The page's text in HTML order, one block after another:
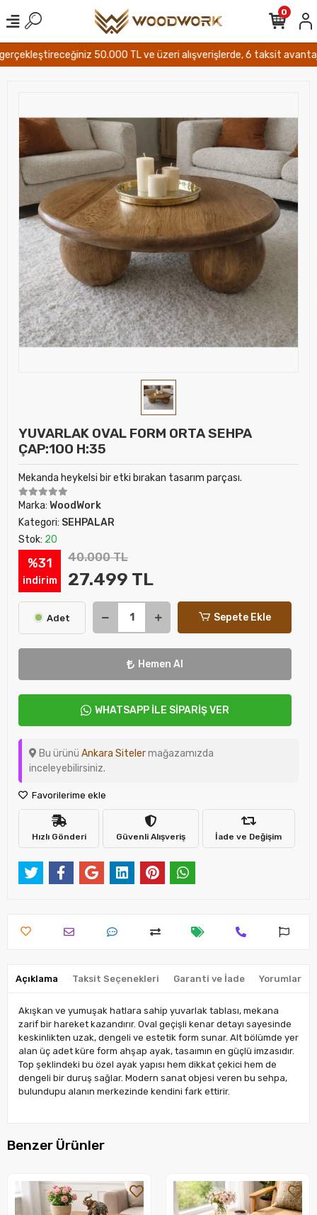
50.000 TL ve üzeri alışverişlerde, 6 taksit avantajı
0
YUVARLAK OVAL FORM ORTA SEHPA
ÇAP:100 H:35
Mekanda heykelsi bir etki bırakan tasarım parçası.
Marka: WoodWork
Kategori: SEHPALAR
Stok: 20
%31
indirim
40.000 TL
27.499 TL
Adet Sepete Ekle
Hemen Al
WHATSAPP İLE SİPARİŞ VER
Bu ürünü Ankara Sitelermağazamızda
inceleyebilirsiniz.
Favorilerime ekle
Hızlı Gönderi Güvenli Alışveriş İade ve Değişim
Açıklama Taksit Seçenekleri Garanti ve İade Yorumlar
Akışkan ve yumuşak hatlara sahip yuvarlak tablası, mekana
zarif bir hareket kazandırır. Oval geçişli kenar detayı sayesinde
keskinlikten uzak, dengeli ve estetik form sunar. Alt bölümde yer
alan üç adet küre form ahşap ayak, tasaımın en güçlü imzasıdır.
Top şeklindeki bu özel ayak yapısı hem dikkat çekici hem de
dengeli bir duruş sağlar. Modern sanat objesi veren bu sehpa,
bulundupu alanın merkezinde kendini fark ettirir.
Benzer Ürünler